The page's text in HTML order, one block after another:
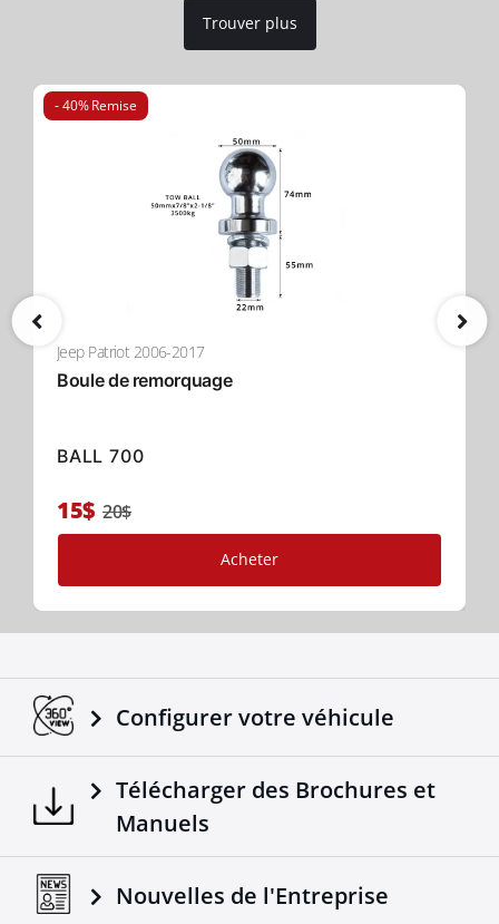
Trouver plus
- 40% Remise
Jeep Patriot 2006-2017
Boule de remorquage
BALL 700
15$ 20$
Acheter
Configurer votre véhicule
Télécharger des Brochures et
Manuels
Nouvelles de l'Entreprise